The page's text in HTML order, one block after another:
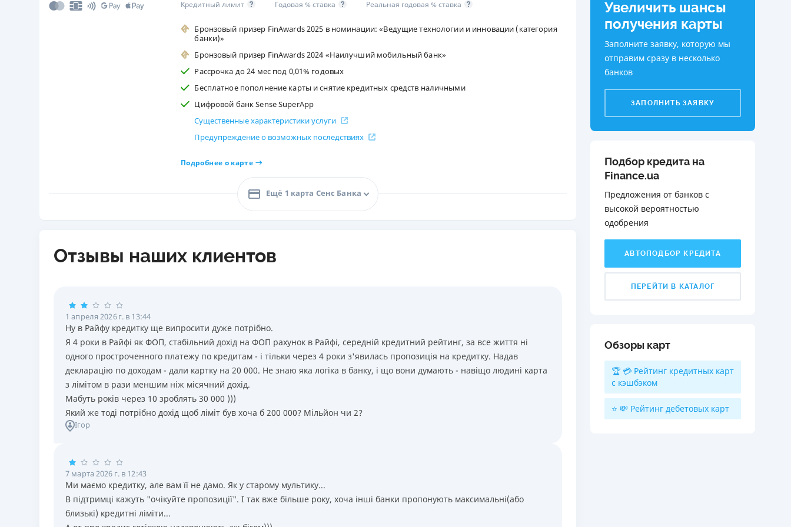
КЕШБЭКА
ПУТЕВОДИТЕЛИ ПО
СТРАХОВАНИЮ
Кредитный лимит Годовая % ставка Реальная годовая % ставка
Бронзовый призер FinAwards 2025 в номинации: «Ведущие технологии и инновации (категория
банки)»
Бронзовый призер FinAwards 2024 «Наилучший мобильный банк»
Рассрочка до 24 мес под 0,01% годовых
Бесплатное пополнение карты и снятие кредитных средств наличными
Цифровой банк Sense SuperApp
Существенные характеристики услуги
Предупреждение о возможных последствиях
Подробнее о карте
Ещё 1 карта Сенс Банка
Отзывы наших клиентов
1 апреля 2026 г. в 13:44
Ну в Райфу кредитку ще випросити дуже потрiбно.
Я 4 роки в Райфi як ФОП, стабiльний дохiд на ФОП рахунок в Райфi, середнiй кредитний рейтинг, за все життя нi
одного простроченного платежу по кредитам - i тiльки через 4 роки з'явилась пропозицiя на кредитку. Надав
декларацiю по доходам - дали картку на 20 000. Не знаю яка логiка в банку, i що вони думають - навiщо людинi карта
з лiмiтом в рази меншим нiж мiсячний дохiд.
Мабуть рокiв через 10 зроблять 30 000 )))
Який же тодi потрiбно дохiд щоб лiмiт був хоча б 200 000? Мiльйон чи 2?
Ігор
7 марта 2026 г. в 12:43
Ми маємо кредитку, але вам її не дамо. Як у старому мультику...
В підтримці кажуть "очікуйте пропозиції". І так вже більше року, хоча інші банки пропонують максимальні(або
близькі) кредитні ліміти...
Увеличить шансы
получения карты
Заполните заявку, которую мы
отправим сразу в несколько
банков
ЗАПОЛНИТЬ ЗАЯВКУ
Подбор кредита на
Finance.ua
Предложения от банков с
высокой вероятностью
одобрения️
АВТОПОДБОР КРЕДИТА
ПЕРЕЙТИ В КАТАЛОГ
Обзоры карт
🏆 💳 Рейтинг кредитных карт
с кэшбэком
⭐ 💸 Рейтинг дебетовых карт